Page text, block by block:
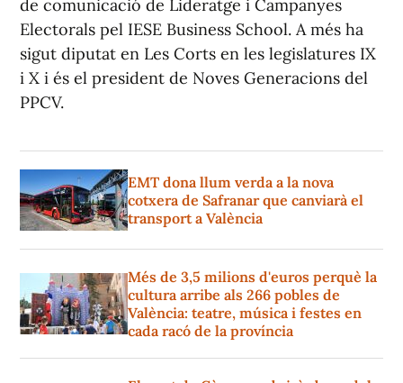
de comunicació de Lideratge i Campanyes
Electorals pel IESE Business School. A més ha
sigut diputat en Les Corts en les legislatures IX
i X i és el president de Noves Generacions del
PPCV.
EMT dona llum verda a la nova
cotxera de Safranar que canviarà el
transport a València
Més de 3,5 milions d'euros perquè la
cultura arribe als 266 pobles de
València: teatre, música i festes en
cada racó de la província